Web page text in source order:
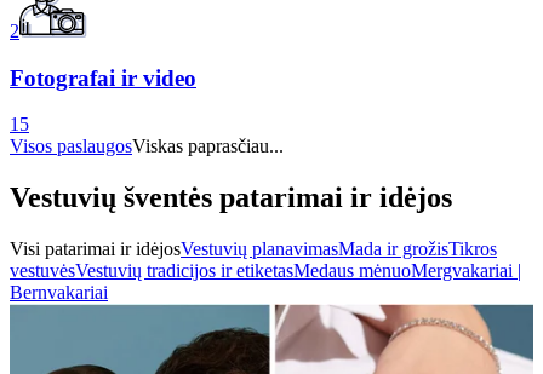
2
Fotografai ir video
15
Visos paslaugosViskas paprasčiau...
Vestuvių šventės patarimai ir idėjos
Visi patarimai ir idėjosVestuvių planavimasMada ir grožisTikros
vestuvėsVestuvių tradicijos ir etiketasMedaus mėnuoMergvakariai |
Bernvakariai